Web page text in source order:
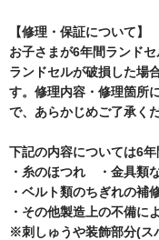
【修理・保証について】
お子さまが6年間ランド
ランドセルが破損した場
す。修理内容・修理箇所
で、あらかじめご了承くだ
下記の内容については6年
・糸のほつれ ・金具類
・ベルト類のちぎれの
・その他製造上の不備に
※刺しゅうや装飾部分(ス